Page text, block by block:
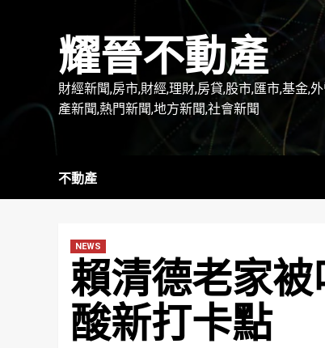
耀晉不動產
財經新聞,房市,財經,理財,房貸,股市,匯市,基金,
產新聞,熱門新聞,地方新聞,社會新聞
不動產
NEWS
賴清德老家
酸新打卡點